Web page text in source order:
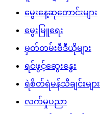
မွေးနေ့ဆုတောင်းများ
မွေးမြူရေး
မှတ်တမ်းဗီဒီယိုများ
ရင်ဖွင့်ဆွေးနွေး
ရဲစိတ်ရဲမန်သီချင်းများ
လက်မှုပညာ